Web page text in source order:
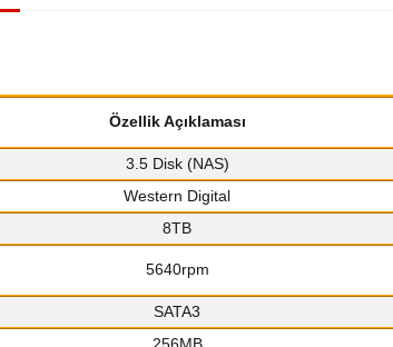
Özellik Açıklaması
3.5 Disk (NAS)
Western Digital
8TB
5640rpm
SATA3